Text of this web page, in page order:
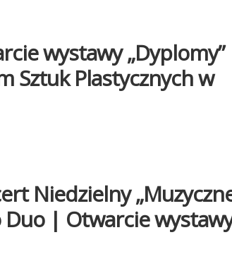
wystawy „Dyplomy”
Sztuk Plastycznych w
Niedzielny
| Otwarcie